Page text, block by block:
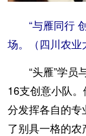
“与雁同行
场。（四川农业
“头雁”学员
16支创意小队
分发挥各自的
了别具一格的农